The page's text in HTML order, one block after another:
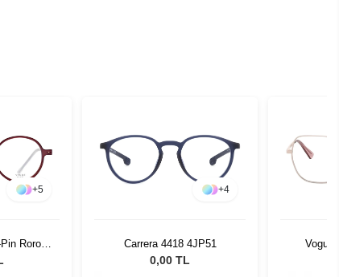
+5
Roro
+4
Carrera 4418 4JP51
0,00 TL
Vogue